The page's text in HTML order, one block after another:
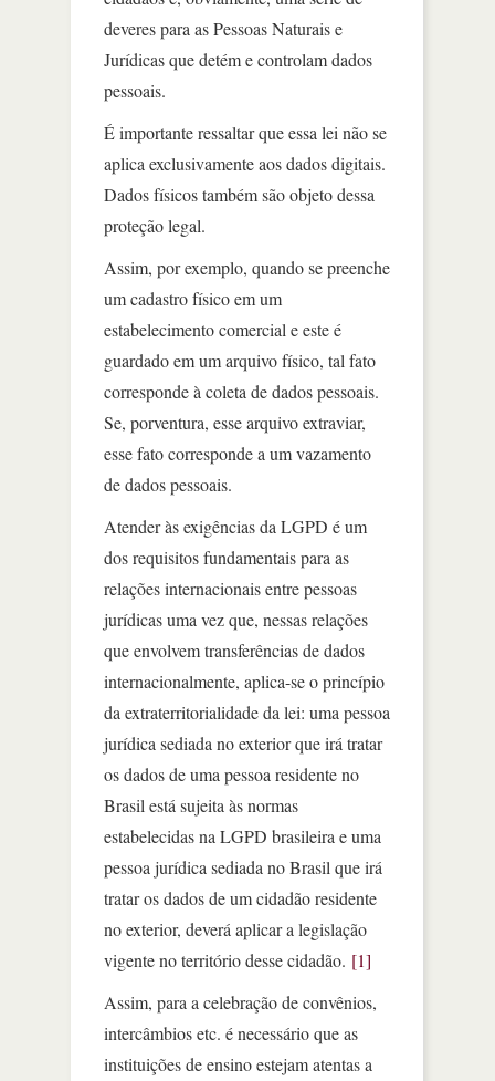
deveres para as Pessoas Naturais e
Jurídicas que detém e controlam dados
pessoais.
É importante ressaltar que essa lei não se
aplica exclusivamente aos dados digitais.
Dados físicos também são objeto dessa
proteção legal.
Assim, por exemplo, quando se preenche
um cadastro físico em um
estabelecimento comercial e este é
guardado em um arquivo físico, tal fato
corresponde à coleta de dados pessoais.
Se, porventura, esse arquivo extraviar,
esse fato corresponde a um vazamento
de dados pessoais.
Atender às exigências da LGPD é um
dos requisitos fundamentais para as
relações internacionais entre pessoas
jurídicas uma vez que, nessas relações
que envolvem transferências de dados
internacionalmente, aplica-se o princípio
da extraterritorialidade da lei: uma pessoa
jurídica sediada no exterior que irá tratar
os dados de uma pessoa residente no
Brasil está sujeita às normas
estabelecidas na LGPD brasileira e uma
pessoa jurídica sediada no Brasil que irá
tratar os dados de um cidadão residente
no exterior, deverá aplicar a legislação
vigente no território desse cidadão. [1]
Assim, para a celebração de convênios,
intercâmbios etc. é necessário que as
instituições de ensino estejam atentas a